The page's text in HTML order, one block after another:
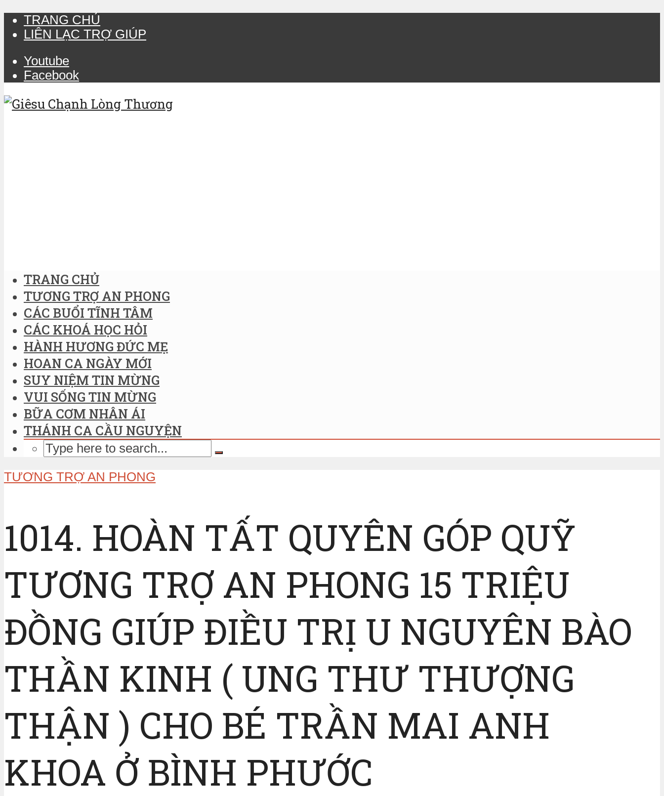
TRANG CHỦ
LIÊN LẠC TRỢ GIÚP
Youtube
Facebook
TRANG CHỦ
TƯƠNG TRỢ AN PHONG
CÁC BUỔI TĨNH TÂM
CÁC KHOÁ HỌC HỎI
HÀNH HƯƠNG ĐỨC MẸ
HOAN CA NGÀY MỚI
SUY NIỆM TIN MỪNG
VUI SỐNG TIN MỪNG
BỮA CƠM NHÂN ÁI
THÁNH CA CẦU NGUYỆN
TƯƠNG TRỢ AN PHONG
1014. HOÀN TẤT QUYÊN GÓP QUỸ
TƯƠNG TRỢ AN PHONG 15 TRIỆU
ĐỒNG GIÚP ĐIỀU TRỊ U NGUYÊN BÀO
THẦN KINH ( UNG THƯ THƯỢNG
THẬN ) CHO BÉ TRẦN MAI ANH
KHOA Ở BÌNH PHƯỚC